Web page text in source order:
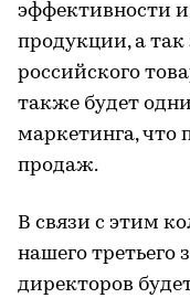
эффективности
продукции, а
российского
также будет
маркетинга, что
продаж.
В связи с этим
нашего третьего
директоров